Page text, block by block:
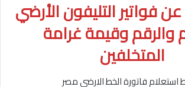
فواتير التليفون الأرضي
والرقم وقيمة غرامة
المتخلفين